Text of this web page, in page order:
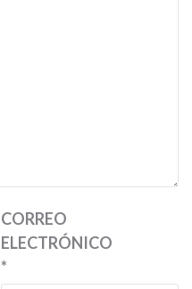
CORREO
ELECTRÓNICO
*